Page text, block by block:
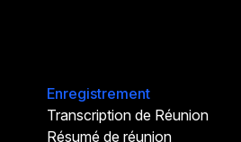
Enregistrement
Transcription de Réunion
Résumé de réunion